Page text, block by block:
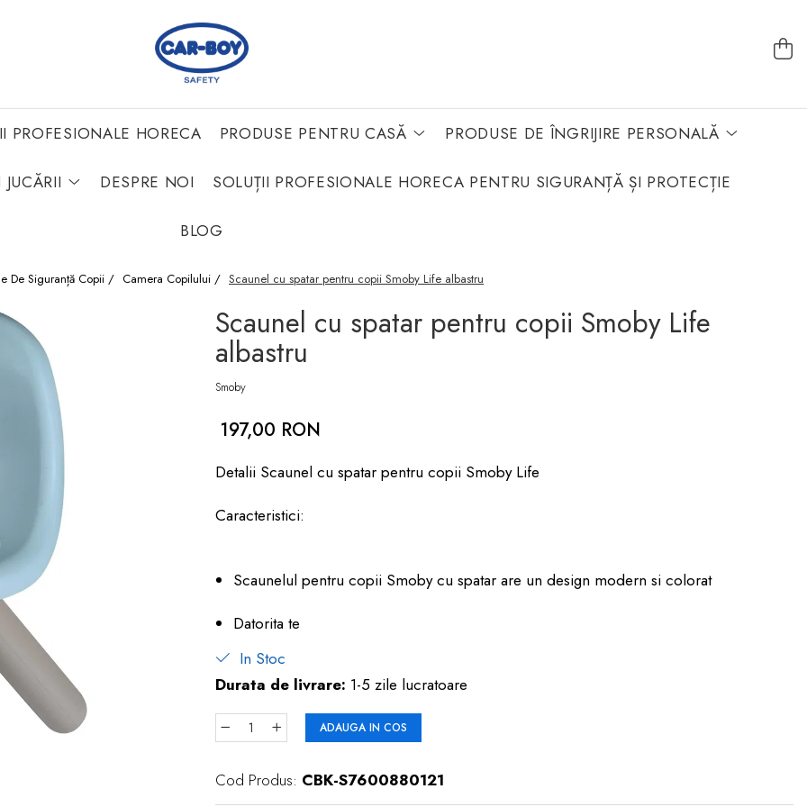
PROFESIONALE HORECA PRODUSE PENTRU CASĂ PRODUSE DE ÎNGRIJIRE PERSONALĂ
JUCĂRII DESPRE NOI SOLUȚII PROFESIONALE HORECA PENTRU SIGURANȚĂ ȘI PROTECȚIE
BLOG
De Siguranță Copii / Camera Copilului / Scaunel cu spatar pentru copii Smoby Life albastru
Scaunel cu spatar pentru copii Smoby Life
albastru
Smoby
197,00 RON
Detalii Scaunel cu spatar pentru copii Smoby Life
Caracteristici:
Scaunelul pentru copii Smoby cu spatar are un design modern si colorat
Datorita te
In Stoc
Durata de livrare: 1-5 zile lucratoare
ADAUGA IN COS
Cod Produs: CBK-S7600880121